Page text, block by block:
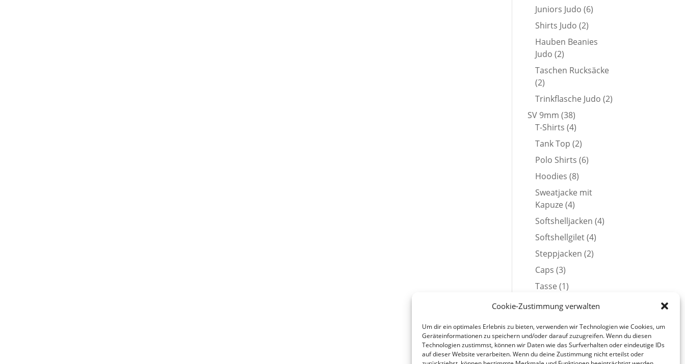
Cookie-Zustimmung verwalten
Um dir ein optimales Erlebnis zu bieten, verwenden wir Technologien wie Cookies, um
Geräteinformationen zu speichern und/oder darauf zuzugreifen. Wenn du diesen
Technologien zustimmst, können wir Daten wie das Surfverhalten oder eindeutige IDs
auf dieser Website verarbeiten. Wenn du deine Zustimmung nicht erteilst oder
Produkte
Juniors Judo 66
Shirts Judo 22
Produkte
Hauben Beanies
Judo 22
Produkte
Taschen Rucksäcke
22
Produkte
Trinkflasche Judo 22
SV 9mm 3838
Produkte
T-Shirts 44
Produkte
Tank Top 22
Produkte
Polo Shirts 66
Hoodies 88
Produkte
Sweatjacke mit
Kapuze 44
Produkte
Softshelljacken 44
Softshellgilet 44
Steppjacken 22
Caps 33
Produkte
Tasse 11
Poltershirts 1
Produkt
Herock
Softshelljacken 11
Produkt